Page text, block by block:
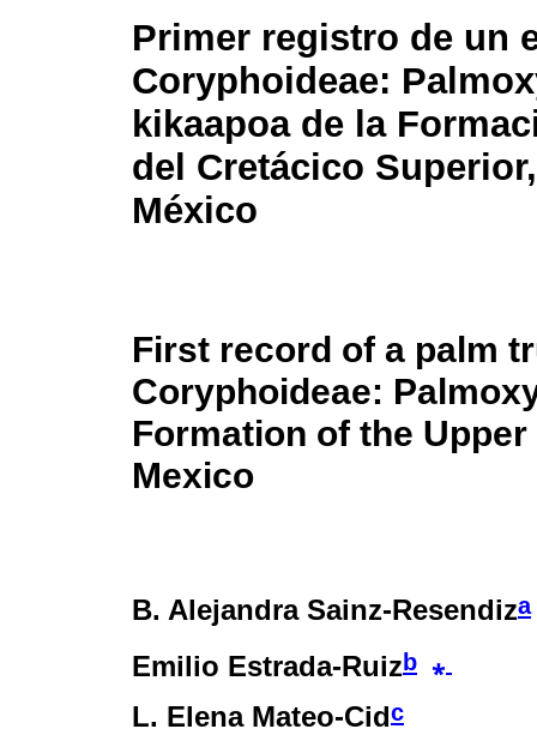
Primer registro de un
Coryphoideae:
kikaapoade la
del Cretácico
México
First record of a palm
Coryphoideae:
Formation of the
Mexico
B. Alejandra Sainz-Resendiza
Emilio Estrada-Ruizb ⁎
L. Elena Mateo-Cidc